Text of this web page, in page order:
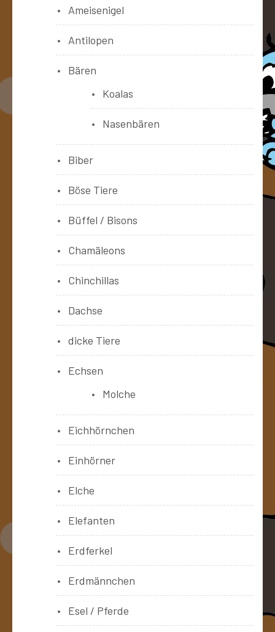
Ameisenigel
Antilopen
Bären
Koalas
Nasenbären
Biber
Böse Tiere
Büffel / Bisons
Chamäleons
Chinchillas
Dachse
dicke Tiere
Echsen
Molche
Eichhörnchen
Einhörner
Elche
Elefanten
Erdferkel
Erdmännchen
Esel / Pferde